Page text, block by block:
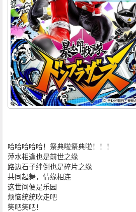
哈哈哈哈哈！祭典啦祭典啦！！！
萍水相逢也是前世之缘
路边石子绊倒也是碎片之缘
共同起舞，情缘相连
这世间便是乐园
烦恼统统吹走吧
笑吧笑吧！